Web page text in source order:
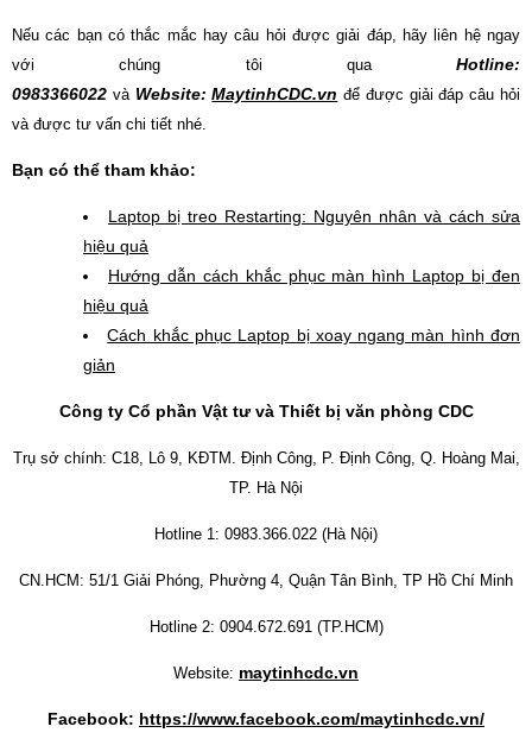
Nếu các bạn có thắc mắc hay câu hỏi được giải đáp, hãy liên hệ ngay
với chúng tôi qua Hotline:
0983366022 và Website:MaytinhCDC.vn để được giải đáp câu hỏi
và được tư vấn chi tiết nhé.
Bạn có thể tham khảo:
Laptop bị treo Restarting: Nguyên nhân và cách sửa
hiệu quả
Hướng dẫn cách khắc phục màn hình Laptop bị đen
hiệu quả
Cách khắc phục Laptop bị xoay ngang màn hình đơn
giản
Công ty Cổ phần Vật tư và Thiết bị văn phòng CDC
Trụ sở chính: C18, Lô 9, KĐTM. Định Công, P. Định Công, Q. Hoàng Mai,
TP. Hà Nội
Hotline 1: 0983.366.022 (Hà Nội)
CN.HCM: 51/1 Giải Phóng, Phường 4, Quận Tân Bình, TP Hồ Chí Minh
Hotline 2: 0904.672.691 (TP.HCM)
Website: maytinhcdc.vn
Facebook: https://www.facebook.com/maytinhcdc.vn/